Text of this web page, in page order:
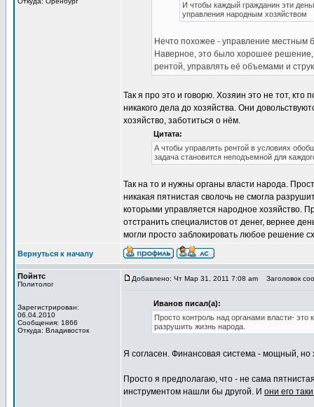
И чтобы каждый гражданин эти
управления народным хозяйством
Нечто похожее - управление
Наверное, это было хорошее
рентой, управлять её объемами и
Так я про это и говорю. Хозяин это не тот,
никакого дела до хозяйства. Они
хозяйство, заботиться о нём.
Цитата:
А чтобы управлять рентой в условиях
задача становится неподъемной для
Так на то и нужны органы власти народа.
никакая пятнистая сволочь не смогла
которыми управляется народное хозяйство.
отстранить специалистов от денег, вернее
могли просто заблокировать любое решение
Вернуться к началу
Пойнтс
Политолог
Зарегистрирован:
06.04.2010
Сообщения: 1866
Откуда: Владивосток
Добавлено: Чт Мар 31, 2011 7:08 am Заголовок
Иванов писал(а):
Просто контроль над органами власти-
разрушить жизнь народа.
Я согласен. Финансовая система - мощный, но
Просто я предполагаю, что - не сама
инструментом нашли бы другой. И они его